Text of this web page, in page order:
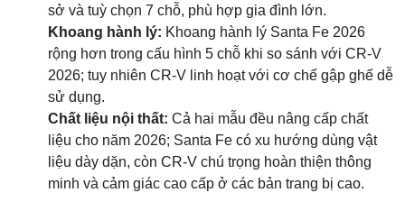
sở và tuỳ chọn 7 chỗ, phù hợp gia đình lớn.
Khoang hành lý: Khoang hành lý Santa Fe 2026
rộng hơn trong cấu hình 5 chỗ khi so sánh với CR-V
2026; tuy nhiên CR-V linh hoạt với cơ chế gập ghế dễ
sử dụng.
Chất liệu nội thất: Cả hai mẫu đều nâng cấp chất
liệu cho năm 2026; Santa Fe có xu hướng dùng vật
liệu dày dặn, còn CR-V chú trọng hoàn thiện thông
minh và cảm giác cao cấp ở các bản trang bị cao.